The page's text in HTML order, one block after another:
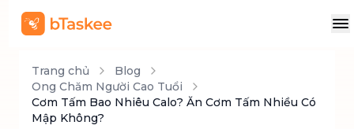
Trang chủ
Blog
Ong Chăm Người Cao Tuổi
Cơm Tấm Bao Nhiêu Calo? Ăn Cơm Tấm Nhiều Có
Mập Không?